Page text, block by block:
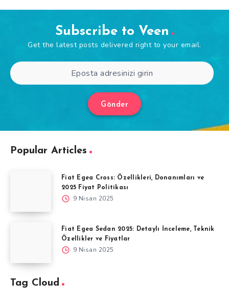
Subscribe to Veen
Get the latest posts delivered right to your email.
Gönder
Popular Articles
Fiat Egea Cross: Özellikleri, Donanımları ve
2025 Fiyat Politikası
9 Nisan 2025
Fiat Egea Sedan 2025: Detaylı İnceleme, Teknik
Özellikler ve Fiyatlar
9 Nisan 2025
Tag Cloud